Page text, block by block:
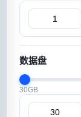
数据盘
30GB